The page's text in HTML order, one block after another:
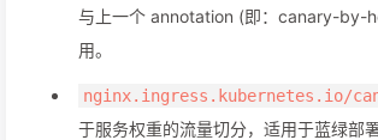
与上一个 annotation (即：canary-by-
用。
nginx.ingress.kubernetes.io/
于服务权重的流量切分，适用于蓝绿部